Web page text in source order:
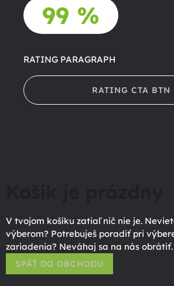
99 %
RATING PARAGRAPH
RATING CTA BTN
V tvojom košíku zatiaľ nič nie je.
výberom? Potrebuješ poradiť pri
zariadenia? Neváhaj sa na nás obrátiť.
SPÄŤ DO OBCHODU